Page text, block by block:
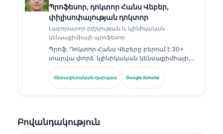
կլինիկական պրակտիկայում։.
Պրոֆեսոր, դոկտոր Հանս Վեբեր,
փիլիսոփայության դոկտոր
Լաբորատոր բժշկության և կլինիկական
կենսաքիմիայի պրոֆեսոր
Պրոֆ. Դոկտոր Հանս Վեբերը բերում է 30+
տարվա փորձ՝ կլինիկական կենսաքիմիայի,
լաբորատոր բժշկության և բիոմարկերների
հետազոտության ոլորտներում։ Եղել է
Գերմանիայի Կլինիկական քիմիայի
ստանդարտացման և ԱԻ-ի աջակցությամբ
լաբորատոր բժշկության մեջ։.
Հետազոտական դարպաս Google Scholar
Բովանդակություն